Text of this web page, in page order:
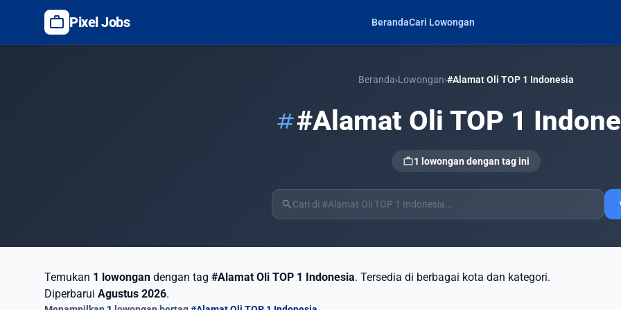
work Pixel Jobs BerandaCari Lowongan
Beranda›Lowongan›#Alamat Oli TOP 1 Indonesia
tag#Alamat Oli TOP 1
work1 lowongan dengan tag ini
search
Temukan 1 lowongan dengan tag #Alamat Oli TOP 1 Indonesia. Tersedia di berbagai kota dan kategori.
Diperbarui Agustus 2026.